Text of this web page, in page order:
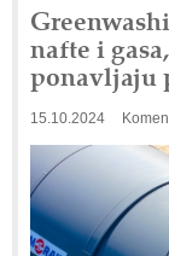
nafte i
ponavljaju
15.10.2024